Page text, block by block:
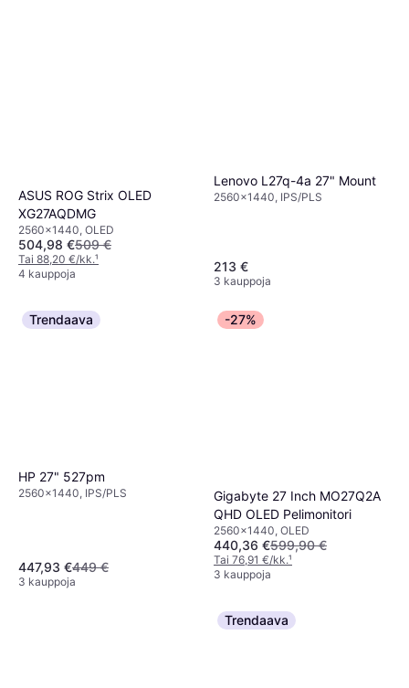
ASUS ROG Strix OLED
XG27AQDMG
2560x1440, OLED
504,98 €509 €
Tai 88,20 €/kk.¹
4 kauppoja
Lenovo L27q-4a 27" Mount
2560x1440, IPS/PLS
213 €
3 kauppoja
Trendaava
HP 27" 527pm
2560x1440, IPS/PLS
447,93 €449 €
3 kauppoja
-27%
Gigabyte 27 Inch MO27Q2A
QHD OLED Pelimonitori
2560x1440, OLED
440,36 €599,90 €
Tai 76,91 €/kk.¹
3 kauppoja
Trendaava